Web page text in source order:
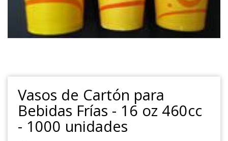
Vasos de Cartón para
Bebidas Frías - 16 oz 460cc
- 1000 unidades